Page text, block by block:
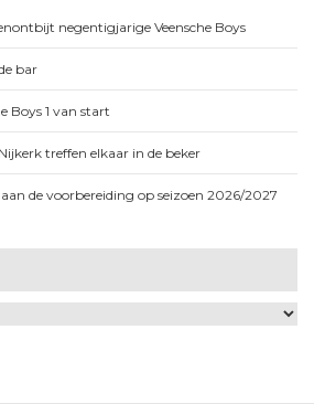
negentigjarige Veensche Boys
bar
Boys 1 van start
treffen elkaar in de beker
aan de voorbereiding op seizoen 2026/2027